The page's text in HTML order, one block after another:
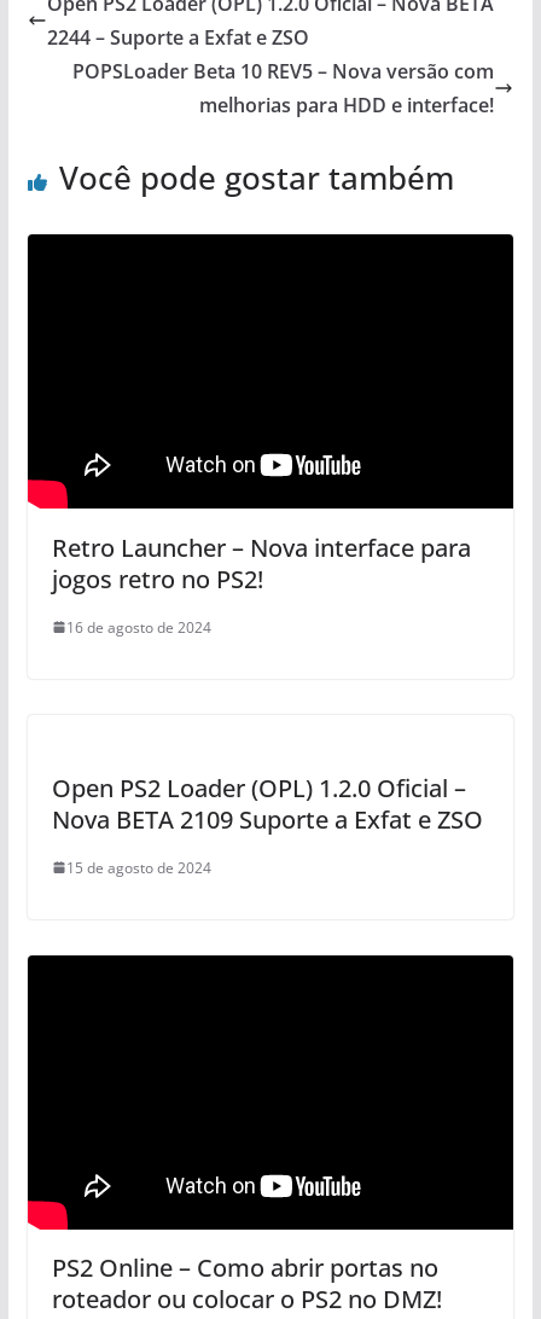
2244 – Suporte a Exfat e ZSO
POPSLoader Beta 10 REV5 – Nova versão com
melhorias para HDD e interface!
Você pode gostar também
Retro Launcher – Nova interface para
jogos retro no PS2!
16 de agosto de 2024
Open PS2 Loader (OPL) 1.2.0 Oficial –
Nova BETA 2109 Suporte a Exfat e ZSO
15 de agosto de 2024
PS2 Online – Como abrir portas no
roteador ou colocar o PS2 no DMZ!